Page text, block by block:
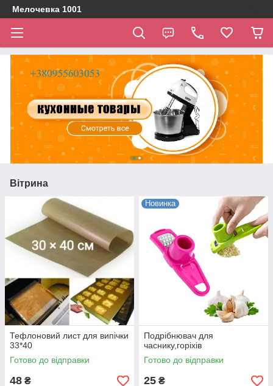
Мелочевка 1001
Вітрина
Тефлоновий лист для випічки
33*40
Готово до відправки
48 ₴
Новинка
Подрібнювач для
часнику,горіхів
Готово до відправки
25 ₴